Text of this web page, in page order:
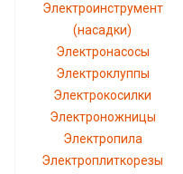
Электроинструмент
(насадки)
Электронасосы
Электроклуппы
Электрокосилки
Электроножницы
Электропила
Электроплиткорезы